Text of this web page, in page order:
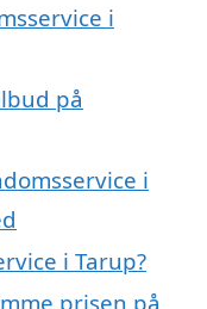
i
på
i
i Tarup?
prisen på